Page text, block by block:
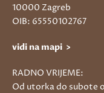
10000 Zagreb
OIB: 65550102767
vidi na mapi >
RADNO VRIJEME:
Od utorka do subote